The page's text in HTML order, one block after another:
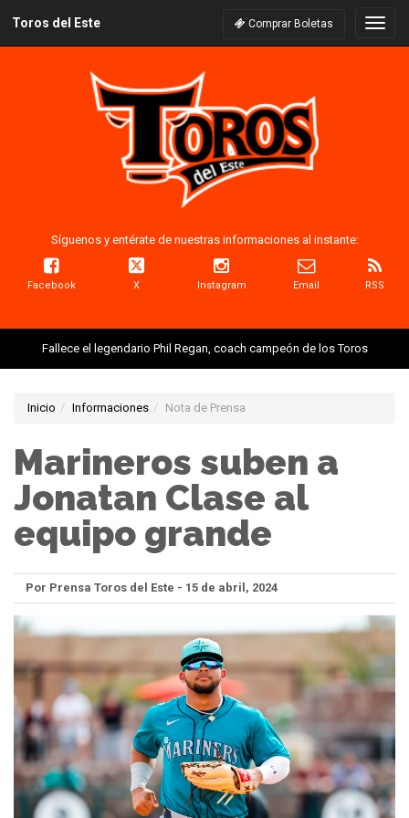
Toros del Este Comprar Boletas
Síguenos y entérate de nuestras informaciones al instante:
Facebook X Instagram Email RSS
Fallece el legendario Phil Regan, coach campeón de los Toros
Inicio Informaciones Nota de Prensa
Marineros suben a
Jonatan Clase al
equipo grande
Por Prensa Toros del Este - 15 de abril, 2024